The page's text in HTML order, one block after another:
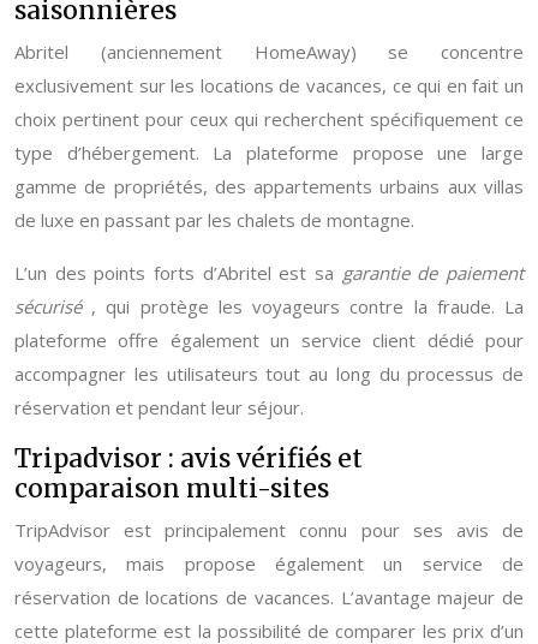
saisonnières
Abritel (anciennement HomeAway) se concentre
exclusivement sur les locations de vacances, ce qui en fait un
choix pertinent pour ceux qui recherchent spécifiquement ce
type d’hébergement. La plateforme propose une large
gamme de propriétés, des appartements urbains aux villas
de luxe en passant par les chalets de montagne.
L’un des points forts d’Abritel est sa garantie de paiement
sécurisé , qui protège les voyageurs contre la fraude. La
plateforme offre également un service client dédié pour
accompagner les utilisateurs tout au long du processus de
réservation et pendant leur séjour.
Tripadvisor : avis vérifiés et
comparaison multi-sites
TripAdvisor est principalement connu pour ses avis de
voyageurs, mais propose également un service de
réservation de locations de vacances. L’avantage majeur de
cette plateforme est la possibilité de comparer les prix d’un